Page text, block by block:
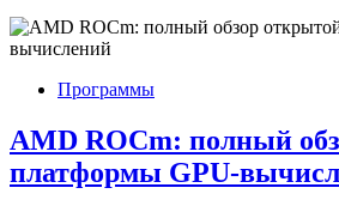
Программы
AMD ROCm: полный
платформы GPU-